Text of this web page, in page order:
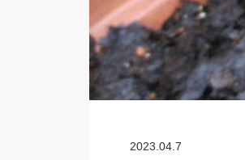
2023.04.7